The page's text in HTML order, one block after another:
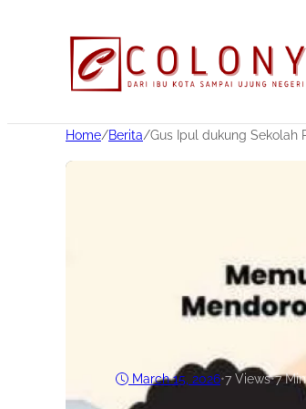
Home/Berita/Gus Ipul dukung Sekolah
March 15, 2026•7 Views•7